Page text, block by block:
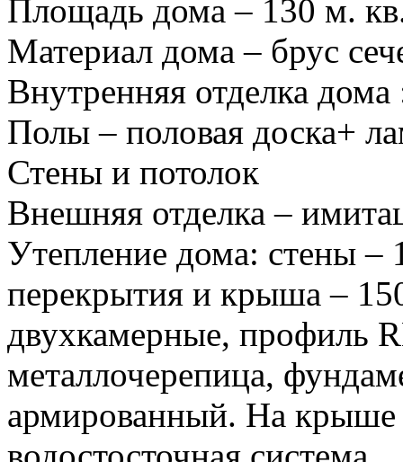
Площадь дома – 130 м.
Материал дома – брус
Внутренняя отделка
Полы – половая доска+
Стены и потолок
Внешняя отделка –
Утепление дома: стены
перекрытия и крыша –
двухкамерные, профиль
металлочерепица,
армированный. На крыше